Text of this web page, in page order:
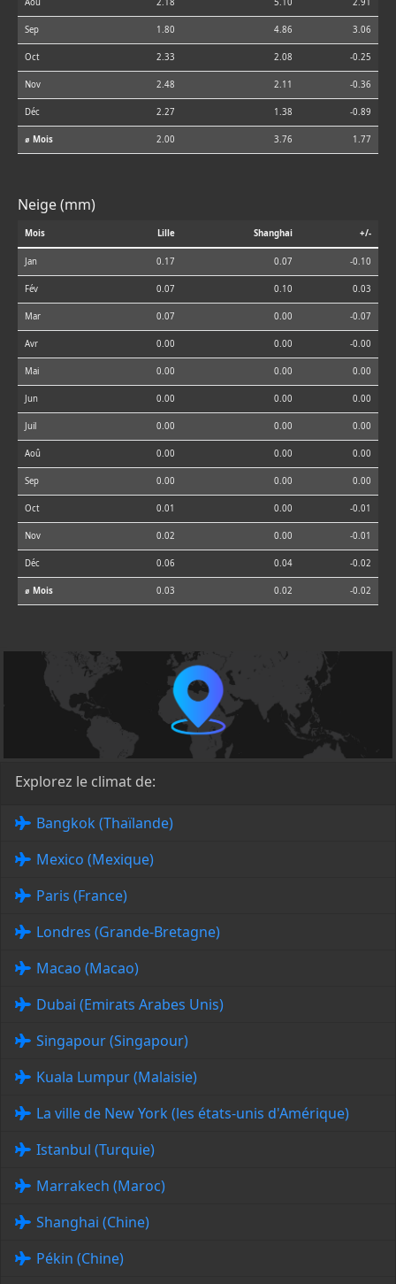
Aoû 2.18 5.10 2.91
Sep 1.80 4.86 3.06
Oct 2.33 2.08 -0.25
Nov 2.48 2.11 -0.36
Déc 2.27 1.38 -0.89
⌀ Mois 2.00 3.76 1.77
Neige (mm)
Mois Lille Shanghai +/-
Jan 0.17 0.07 -0.10
Fév 0.07 0.10 0.03
Mar 0.07 0.00 -0.07
Avr 0.00 0.00 -0.00
Mai 0.00 0.00 0.00
Jun 0.00 0.00 0.00
Juil 0.00 0.00 0.00
Aoû 0.00 0.00 0.00
Sep 0.00 0.00 0.00
Oct 0.01 0.00 -0.01
Nov 0.02 0.00 -0.01
Déc 0.06 0.04 -0.02
⌀ Mois 0.03 0.02 -0.02
Explorez le climat de:
Bangkok (Thaïlande)
Mexico (Mexique)
Paris (France)
Londres (Grande-Bretagne)
Macao (Macao)
Dubai (Emirats Arabes Unis)
Singapour (Singapour)
Kuala Lumpur (Malaisie)
La ville de New York (les états-unis d'Amérique)
Istanbul (Turquie)
Marrakech (Maroc)
Shanghai (Chine)
Pékin (Chine)